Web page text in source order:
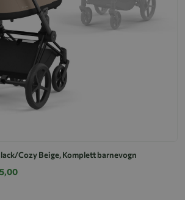
Cozy Beige, Komplett barnevogn